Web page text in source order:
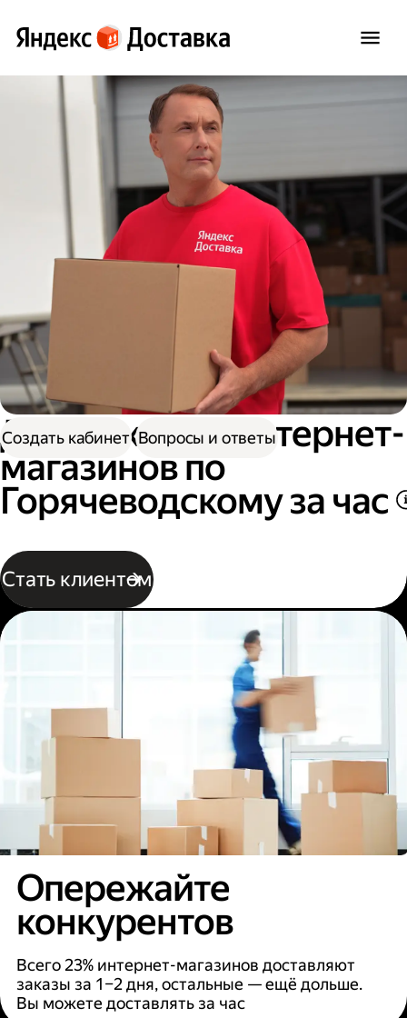
Доставка для интернет-
магазинов по
Горячеводскому за час
Стать клиентом
Создать кабинет Вопросы и ответы
Опережайте
конкурентов
Всего 23% интернет-магазинов доставляют
заказы за 1–2 дня, остальные — ещё дольше.
Вы можете доставлять за час